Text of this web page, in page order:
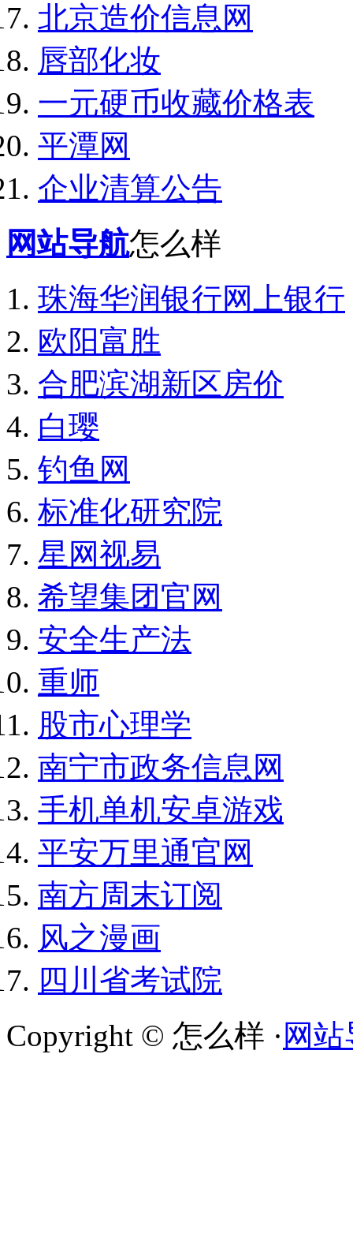
北京造价信息网
唇部化妆
一元硬币收藏价格表
平潭网
企业清算公告
网站导航怎么样
珠海华润银行网上银行
欧阳富胜
合肥滨湖新区房价
白璎
钓鱼网
标准化研究院
星网视易
希望集团官网
安全生产法
重师
股市心理学
南宁市政务信息网
手机单机安卓游戏
平安万里通官网
南方周末订阅
风之漫画
四川省考试院
Copyright © 怎么样 · 网